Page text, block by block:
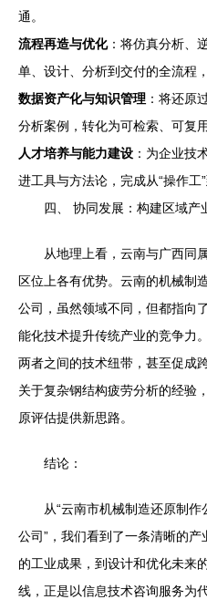
通。
流程再造与优化：将仿真分析、
单、设计、分析到交付的全流程
数据资产化与知识管理 ：将还原
分析案例，转化为可检索、可复
人才培养与能力建设 ：为企业技
进工具与方法论，完成从“操作工”
四、 协同发展：构建区域产
从地理上看，云南与广西同
区位上各有优势。云南的机械制
公司，虽然领域不同，但都指
能化技术提升传统产业的竞争力
两者之间的技术纽带，甚至促成
关于复杂钢结构疲劳分析的经验
原评估提供新思路。
结论：
从“云南市机械制造还原制
公司”，我们看到了一条清晰的
的工业成果，到设计和优化未来
线，正是以信息技术咨询服务为